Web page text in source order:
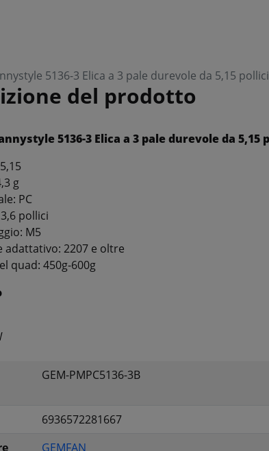
5136-3 Elica a 3 pale durevole da 5,15
del prodotto
5136-3 Elica a 3 pale durevole da
g
PC
pollici
M5
adattativo: 2207 e oltre
quad: 450g-600g
GEM-PMPC5136-3B
6936572281667
GEMFAN